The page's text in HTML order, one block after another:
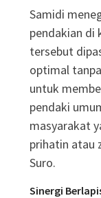
Samidi
pendakian di
tersebut
optimal
untuk
pendaki
masyarakat
prihatin atau
Suro.
Sinergi